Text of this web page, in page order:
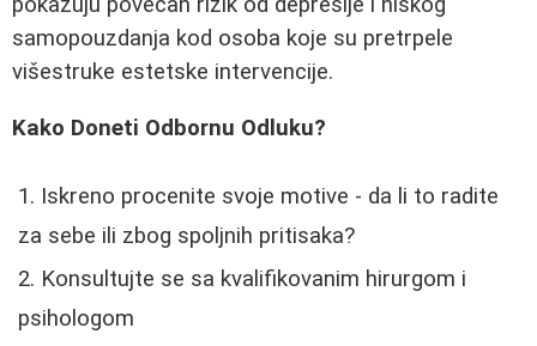
samopouzdanja kod osoba koje su pretrpele
višestruke estetske intervencije.
Kako Doneti Odbornu Odluku?
Iskreno procenite svoje motive - da li to radite
za sebe ili zbog spoljnih pritisaka?
Konsultujte se sa kvalifikovanim hirurgom i
psihologom